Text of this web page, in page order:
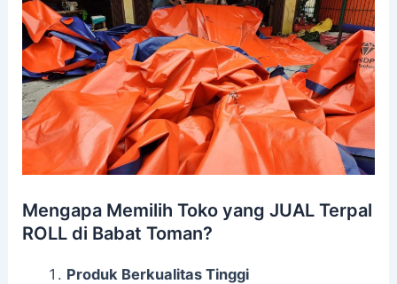
Mengapa Memilih Toko yang JUAL Terpal
ROLL di Babat Toman?
Produk Berkualitas Tinggi